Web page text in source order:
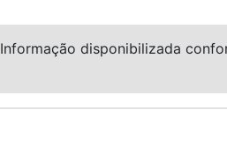
disponibilizada